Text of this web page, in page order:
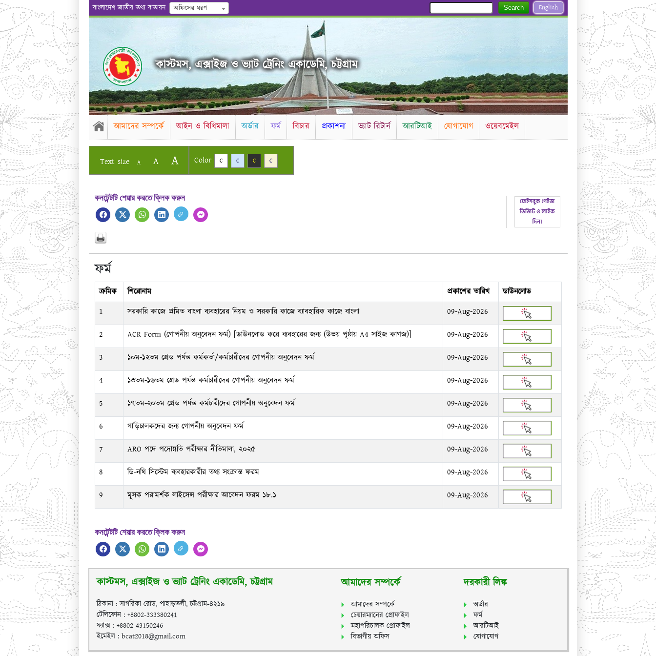
বাংলাদেশ জাতীয় তথ্য বাতায়ন অফিসের ধরণ English
Search
কাস্টমস, এক্সাইজ ও ভ্যাট ট্রেনিং একাডেমি, চট্টগ্রাম
আমাদের সম্পর্কে আইন ও বিধিমালা অর্ডার ফর্ম বিচার প্রকাশনা ভ্যাট রিটার্ন আরটিআই যোগাযোগ ওয়েবমেইল
Text size A A A Color C C C C
কনটেন্টটি শেয়ার করতে ক্লিক করুন
ফর্ম
ক্রমিক শিরোনাম প্রকাশের তারিখ
ডাউনলোড
1
সরকারি কাজে প্রমিত বাংলা ব্যবহারের নিয়ম ও সরকারি কাজে ব্যাবহারিক কাজে বাংলা 09-Aug-2026
2 ACR Form (গোপনীয় অনুবেদন ফর্ম) [ডাউনলোড করে ব্যবহারের জন্য (উভয় পৃষ্ঠায় A4 সাইজ কাগজ)] 09-Aug-2026
3 ১০ম-১২তম গ্রেড পর্যন্ত কর্মকর্তা/কর্মচারীদের গোপনীয় অনুবেদন ফর্ম 09-Aug-2026
4 ১৩তম-১৬তম গ্রেড পর্যন্ত কর্মচারীদের গোপনীয় অনুবেদন ফর্ম 09-Aug-2026
5 ১৭তম-২০তম গ্রেড পর্যন্ত কর্মচারীদের গোপনীয় অনুবেদন ফর্ম 09-Aug-2026
6 গাড়িচালকদের জন্য গোপনীয় অনুবেদন ফর্ম 09-Aug-2026
7 ARO পদে পদোন্নতি পরীক্ষার নীতিমালা, ২০২৫ 09-Aug-2026
8 ডি-নথি সিস্টেম ব্যবহারকারীর তথ্য সংক্রান্ত ফরম 09-Aug-2026
9 মূসক পরামর্শক লাইসেন্স পরীক্ষার আবেদন ফরম ১৮.১ 09-Aug-2026
কনটেন্টটি শেয়ার করতে ক্লিক করুন
কাস্টমস, এক্সাইজ ও ভ্যাট ট্রেনিং একাডেমি, চট্টগ্রাম
ঠিকানা : সাগরিকা রোড, পাহাড়তলী, চট্টগ্রাম-৪২১৯
টেলিফোন : +8802-333380241
ফ্যাক্স : +8802-43150246
ইমেইল : bcat2018@gmail.com
আমাদের সম্পর্কে
আমাদের সম্পর্কে
চেয়ারম্যানের প্রোফাইল
মহাপরিচালক প্রোফাইল
বিভাগীয় অফিস
দরকারী লিঙ্ক
অর্ডার
ফর্ম
আরটিআই
যোগাযোগ